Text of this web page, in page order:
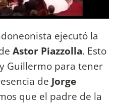
ejecutó la
Astor Piazzolla. Esto
y Guillermo para tener
de Jorge
que el padre de la